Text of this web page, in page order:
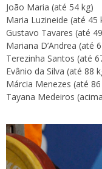
João Maria (até 54 kg)
Maria Luzineide (até 45
Gustavo Tavares (até
Mariana D’Andrea (até
Terezinha Santos (até
Evânio da Silva (até 88
Márcia Menezes (até
Tayana Medeiros